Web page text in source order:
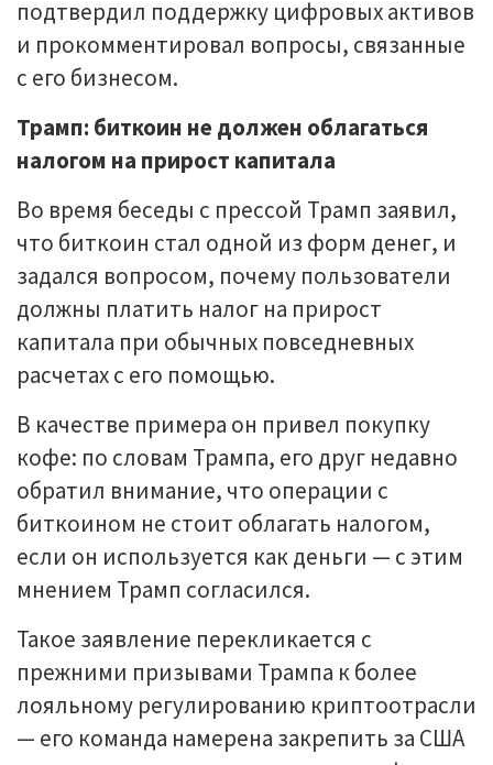
подтвердил поддержку цифровых активов
и прокомментировал вопросы, связанные
с его бизнесом.
Трамп: биткоин не должен облагаться
налогом на прирост капитала
Во время беседы с прессой Трамп заявил,
что биткоин стал одной из форм денег, и
задался вопросом, почему пользователи
должны платить налог на прирост
капитала при обычных повседневных
расчетах с его помощью.
В качестве примера он привел покупку
кофе: по словам Трампа, его друг недавно
обратил внимание, что операции с
биткоином не стоит облагать налогом,
если он используется как деньги — с этим
мнением Трамп согласился.
Такое заявление перекликается с
прежними призывами Трампа к более
лояльному регулированию криптоотрасли
— его команда намерена закрепить за США